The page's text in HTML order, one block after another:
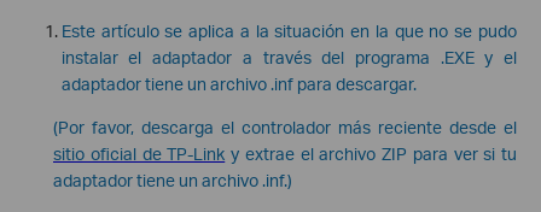
Este artículo se aplica a la situación en la que no se pudo
instalar el adaptador a través del programa .EXE y el
adaptador tiene un archivo .inf para descargar.
(Por favor, descarga el controlador más reciente desde el
sitio oficial de TP-Link y extrae el archivo ZIP para ver si tu
adaptador tiene un archivo .inf.)